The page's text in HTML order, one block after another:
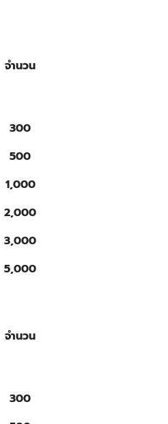
จำนวน
300
500
1,000
2,000
3,000
5,000
จำนวน
300